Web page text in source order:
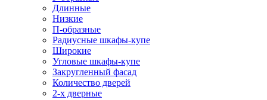
Длинные
Низкие
П-образные
Радиусные шкафы-купе
Широкие
Угловые шкафы-купе
Закругленный фасад
Количество дверей
2-х дверные